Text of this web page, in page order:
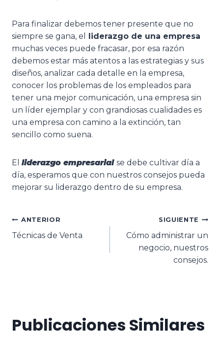
Para finalizar debemos tener presente que no
siempre se gana, el
liderazgo de una empresa
muchas veces puede fracasar, por esa razón
debemos estar más atentos a las estrategias y sus
diseños, analizar cada detalle en la empresa,
conocer los problemas de los empleados para
tener una mejor comunicación, una empresa sin
un líder ejemplar y con grandiosas cualidades es
una empresa con camino a la extinción, tan
sencillo como suena.
El liderazgo empresarial se debe cultivar día a
día, esperamos que con nuestros consejos pueda
mejorar su liderazgo dentro de su empresa.
ANTERIOR
Técnicas de Venta
SIGUIENTE
Cómo administrar un
negocio, nuestros
consejos.
Publicaciones Similares